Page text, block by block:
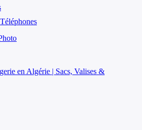
en Algérie | Sacs, Valises &